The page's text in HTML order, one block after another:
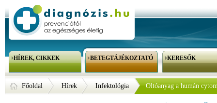
HÍREK, CIKKEK BETEGTÁJÉKOZTATÓ KERESŐK
Főoldal Hírek Infektológia Oltóanyag a humán